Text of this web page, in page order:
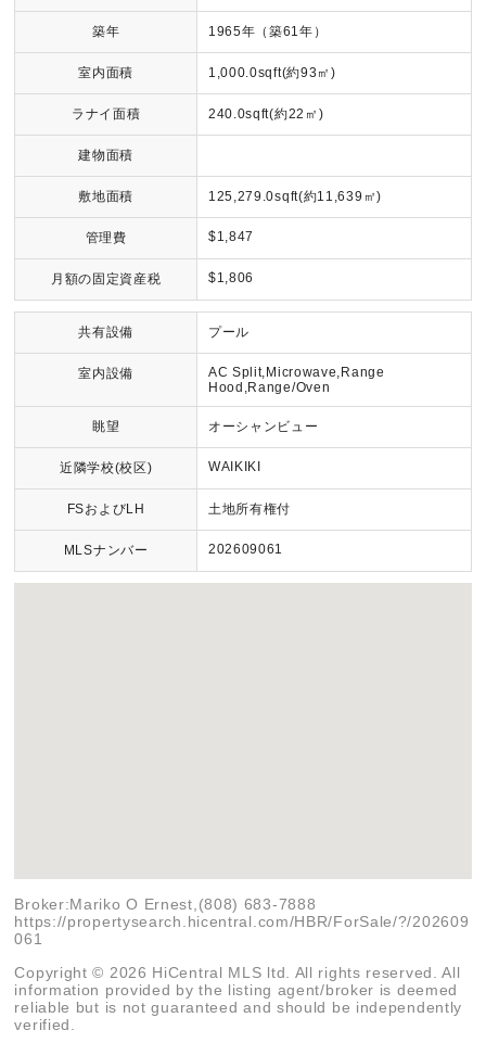
築年 1965年（築61年）
室内面積 1,000.0sqft(約93㎡)
ラナイ面積 240.0sqft(約22㎡)
建物面積
敷地面積 125,279.0sqft(約11,639㎡)
管理費 $1,847
月額の固定資産税 $1,806
共有設備 プール
室内設備
AC Split,Microwave,Range
Hood,Range/Oven
眺望 オーシャンビュー
近隣学校(校区) WAIKIKI
FSおよびLH 土地所有権付
MLSナンバー 202609061
Broker:Mariko O Ernest,(808) 683-7888
https://propertysearch.hicentral.com/HBR/ForSale/?/202609
061
Copyright © 2026 HiCentral MLS ltd. All rights reserved. All
information provided by the listing agent/broker is deemed
reliable but is not guaranteed and should be independently
verified.